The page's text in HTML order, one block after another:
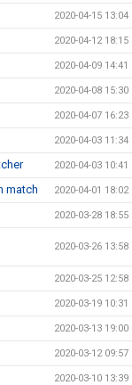
2020-04-15 13:04
2020-04-12 18:15
2020-04-09 14:41
2020-04-08 15:30
2020-04-07 16:23
2020-04-03 11:34
2020-04-03 10:41
match 2020-04-01 18:02
2020-03-28 18:55
2020-03-26 13:58
2020-03-25 12:58
2020-03-19 10:31
2020-03-13 19:00
2020-03-12 09:57
2020-03-10 13:39